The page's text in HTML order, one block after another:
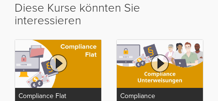
Diese Kurse könnten Sie
interessieren
Compliance Flat
Compliance